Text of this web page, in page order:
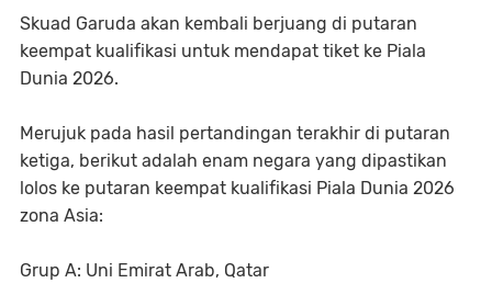
Skuad Garuda akan kembali berjuang di putaran
keempat kualifikasi untuk mendapat tiket ke Piala
Dunia 2026.
Merujuk pada hasil pertandingan terakhir di putaran
ketiga, berikut adalah enam negara yang dipastikan
lolos ke putaran keempat kualifikasi Piala Dunia 2026
zona Asia:
Grup A: Uni Emirat Arab, Qatar